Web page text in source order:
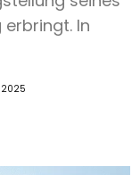
erbringt. In
2025